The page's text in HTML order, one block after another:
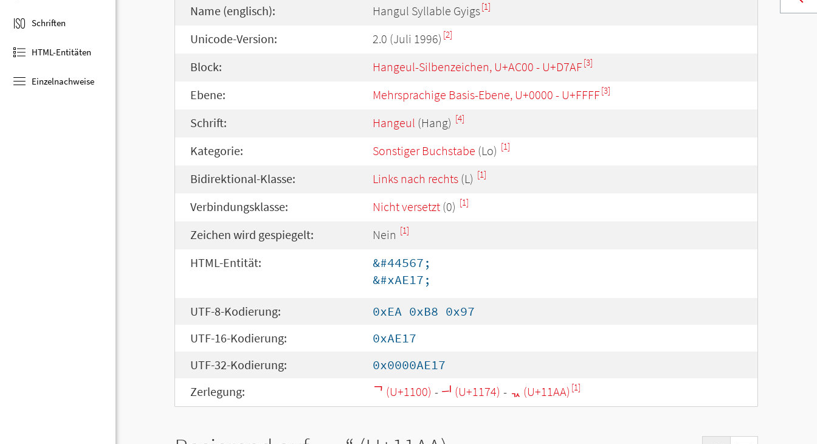
Schriften
HTML-Entitäten
Einzelnachweise
Name (englisch): Hangul Syllable Gyigs[1]
Unicode-Version: 2.0 (Juli 1996) [2]
Block: Hangeul-Silbenzeichen, U+AC00 - U+D7AF[3]
Ebene: Mehrsprachige Basis-Ebene, U+0000 - U+FFFF[3]
Schrift: Hangeul (Hang) [4]
Kategorie: Sonstiger Buchstabe (Lo) [1]
Bidirektional-Klasse: Links nach rechts (L) [1]
Verbindungsklasse: Nicht versetzt (0) [1]
Zeichen wird gespiegelt: Nein [1]
HTML-Entität:
&#44567;
&#xAE17;
UTF-8-Kodierung:
0xEA 0xB8 0x97
UTF-16-Kodierung:
0xAE17
UTF-32-Kodierung:
0x0000AE17
Zerlegung:
ᄀ (U+1100) - ᅴ (U+1174) - ᆪ (U+11AA) [1]